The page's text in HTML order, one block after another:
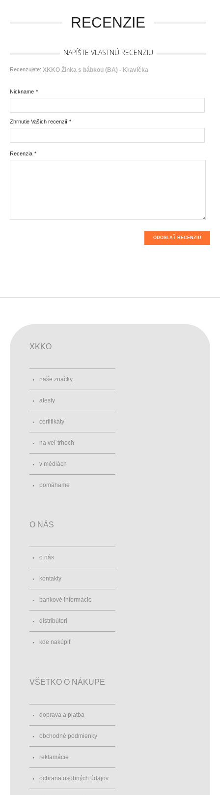
RECENZIE
NAPÍŠTE VLASTNÚ RECENZIU
Recenzujete: XKKO Žinka s bábkou (BA) - Kravička
*
Nickname
*
Zhrnutie Vašich recenzií
*
Recenzia
ODOSLAŤ RECENZIU
XKKO
naše značky
atesty
certifikáty
na vel´trhoch
v médiách
pomáhame
O NÁS
o nás
kontakty
bankové informácie
distribútori
kde nakúpiť
VŠETKO O NÁKUPE
doprava a platba
obchodné podmienky
reklamácie
ochrana osobných údajov